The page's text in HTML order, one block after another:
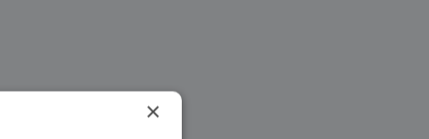
×